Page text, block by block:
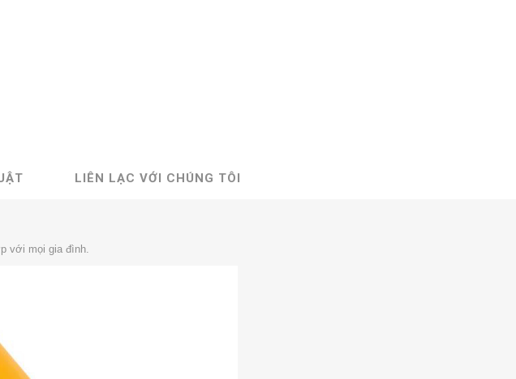
LIÊN LẠC VỚI CHÚNG TÔI
với mọi gia đình.